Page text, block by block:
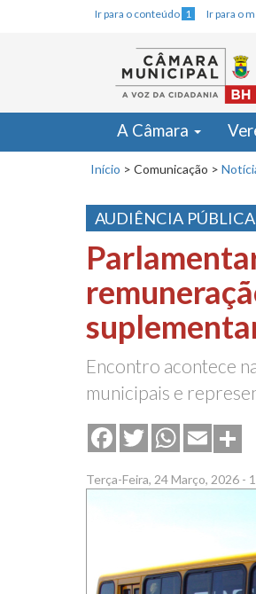
Ir para o conteúdo 1 Ir para o
A Câmara
Início > Comunicação >
AUDIÊNCIA PÚBLICA
Encontro acontece
municipais e
FacebookTwitterWhatsApp
Email
Terça-Feira, 24 Março, 2026 -